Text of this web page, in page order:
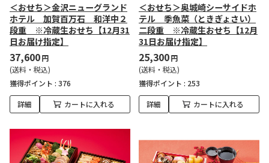
＜おせち＞金沢ニューグランド
ホテル 加賀百万石 和洋中２
段重 ※冷蔵生おせち【12月31
日お届け指定】
37,600円
(送料・税込)
獲得ポイント : 376
詳細 カートに入れる
＜おせち＞奥城崎シーサイドホ
テル 季魚菜（ときぎょさい）
二段重 ※冷蔵生おせち【12月
31日お届け指定】
25,300円
(送料・税込)
獲得ポイント : 253
詳細 カートに入れる